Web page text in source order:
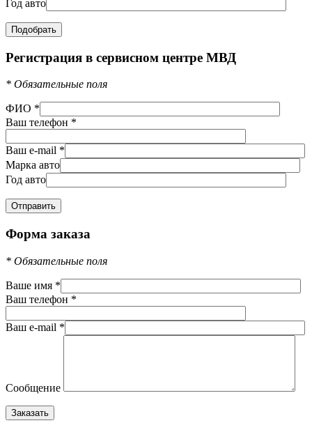
Год авто
Регистрация в сервисном центре МВД
* Обязательные поля
ФИО *
Ваш телефон *
Ваш e-mail *
Марка авто
Год авто
Форма заказа
* Обязательные поля
Ваше имя *
Ваш телефон *
Ваш e-mail *
Сообщение